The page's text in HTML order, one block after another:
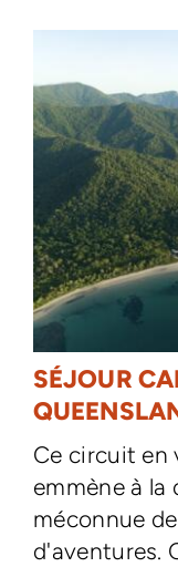
SÉJOUR
Ce circuit en
emmène à
méconnue
d'aventures.